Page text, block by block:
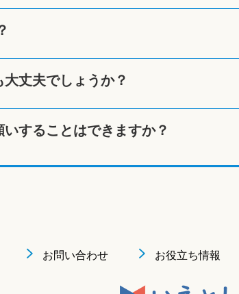
丈夫でしょうか？
することはできますか？
お問い合わせ お役立ち情報